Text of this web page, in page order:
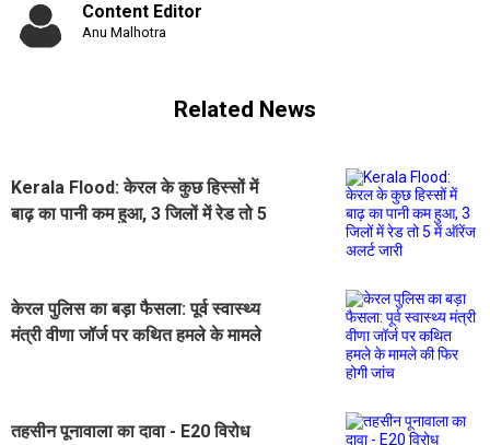
Content Editor
Anu Malhotra
Related News
Kerala Flood: केरल के कुछ हिस्सों में
बाढ़ का पानी कम हुआ, 3 जिलों में रेड तो 5
केरल पुलिस का बड़ा फैसला: पूर्व स्वास्थ्य
मंत्री वीणा जॉर्ज पर कथित हमले के मामले
तहसीन पूनावाला का दावा - E20 विरोध